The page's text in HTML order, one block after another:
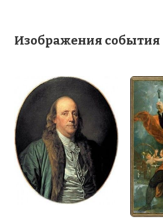
Изображения события